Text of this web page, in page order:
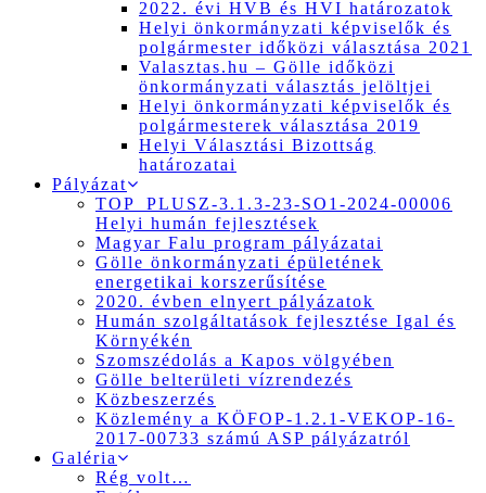
2022. évi HVB és HVI határozatok
Helyi önkormányzati képviselők és
polgármester időközi választása 2021
Valasztas.hu – Gölle időközi
önkormányzati választás jelöltjei
Helyi önkormányzati képviselők és
polgármesterek választása 2019
Helyi Választási Bizottság
határozatai
Pályázat
TOP_PLUSZ-3.1.3-23-SO1-2024-00006
Helyi humán fejlesztések
Magyar Falu program pályázatai
Gölle önkormányzati épületének
energetikai korszerűsítése
2020. évben elnyert pályázatok
Humán szolgáltatások fejlesztése Igal és
Környékén
Szomszédolás a Kapos völgyében
Gölle belterületi vízrendezés
Közbeszerzés
Közlemény a KÖFOP-1.2.1-VEKOP-16-
2017-00733 számú ASP pályázatról
Galéria
Rég volt…